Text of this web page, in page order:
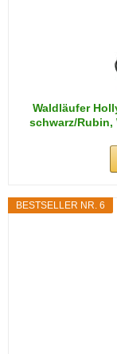
Waldläufer
schwarz/Rubin,
BESTSELLER NR. 6